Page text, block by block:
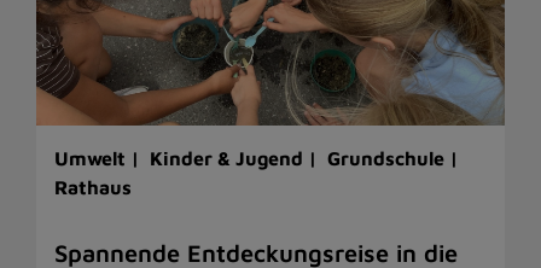
Umwelt | Kinder & Jugend |
Grundschule |
Rathaus
Spannende Entdeckungsreise in die